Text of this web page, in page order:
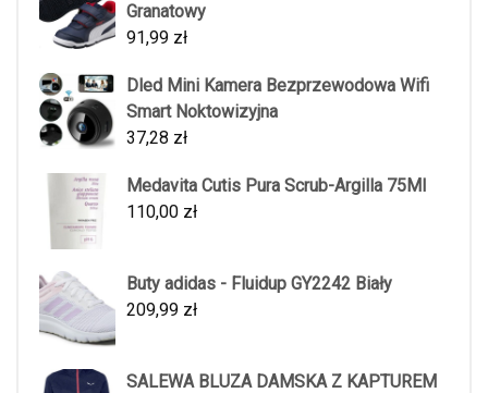
Granatowy
91,99 zł
Dled Mini Kamera Bezprzewodowa Wifi
Smart Noktowizyjna
37,28 zł
Medavita Cutis Pura Scrub-Argilla 75Ml
110,00 zł
Buty adidas - Fluidup GY2242 Biały
209,99 zł
SALEWA BLUZA DAMSKA Z KAPTUREM